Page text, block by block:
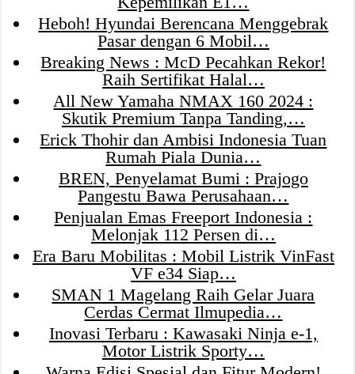
Heboh! Hyundai Berencana Menggebrak
Pasar dengan 6 Mobil…
Breaking News : McD Pecahkan Rekor!
Raih Sertifikat Halal…
All New Yamaha NMAX 160 2024 :
Skutik Premium Tanpa Tanding,…
Erick Thohir dan Ambisi Indonesia Tuan
Rumah Piala Dunia…
BREN, Penyelamat Bumi : Prajogo
Pangestu Bawa Perusahaan…
Penjualan Emas Freeport Indonesia :
Melonjak 112 Persen di…
Era Baru Mobilitas : Mobil Listrik VinFast
VF e34 Siap…
SMAN 1 Magelang Raih Gelar Juara
Cerdas Cermat Ilmupedia…
Inovasi Terbaru : Kawasaki Ninja e-1,
Motor Listrik Sporty…